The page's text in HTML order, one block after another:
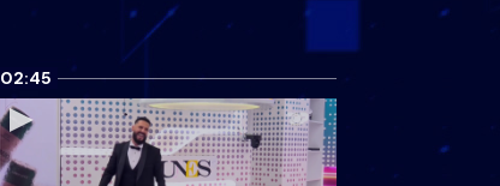
02:45